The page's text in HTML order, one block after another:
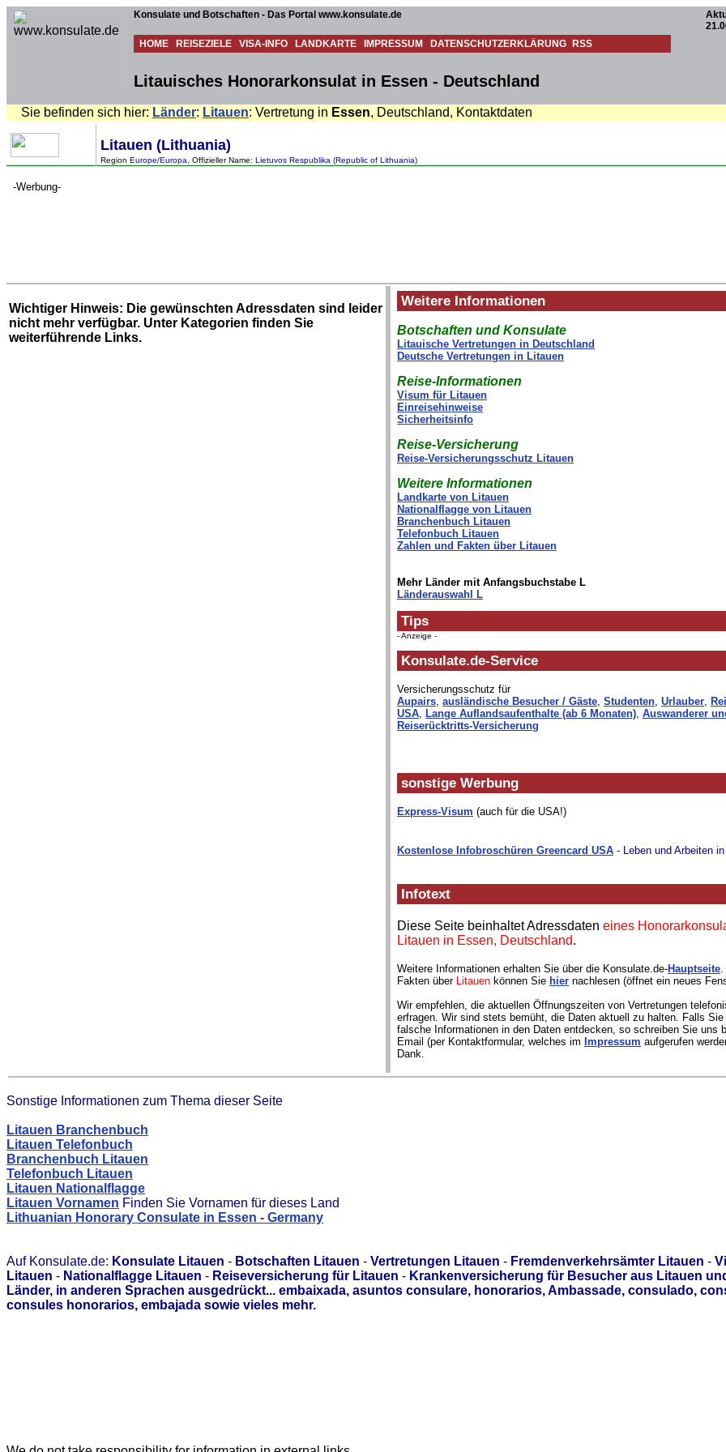
Konsulate und Botschaften - Das Portal www.konsulate.de
HOME REISEZIELE VISA-INFO LANDKARTE IMPRESSUM DATENSCHUTZERKLÄRUNG RSS
Litauisches Honorarkonsulat in Essen - Deutschland
Sie befinden sich hier: Länder: Litauen: Vertretung in Essen, Deutschland, Kontaktdaten
Litauen (Lithuania)
Region Europe/Europa , Offizieller Name: Lietuvos Respublika (Republic of Lithuania)
-Werbung-
Wichtiger Hinweis: Die gewünschten Adressdaten sind leider
nicht mehr verfügbar. Unter Kategorien finden Sie
weiterführende Links.
Weitere Informationen
Botschaften und Konsulate
Litauische Vertretungen in Deutschland
Deutsche Vertretungen in Litauen
Reise-Informationen
Visum für Litauen
Einreisehinweise
Sicherheitsinfo
Reise-Versicherung
Reise-Versicherungsschutz Litauen
Weitere Informationen
Landkarte von Litauen
Nationalflagge von Litauen
Branchenbuch Litauen
Telefonbuch Litauen
Zahlen und Fakten über Litauen
Mehr Länder mit Anfangsbuchstabe L
Länderauswahl L
Tips
- Anzeige -
Konsulate.de-Service
Versicherungsschutz für
Aupairs, ausländische Besucher / Gäste, Studenten, Urlauber,
USA, Lange Auflandsaufenthalte (ab 6 Monaten), Auswanderer
Reiserücktritts-Versicherung
sonstige Werbung
Express-Visum (auch für die USA!)
Kostenlose Infobroschüren Greencard USA - Leben und Arbeiten
Infotext
Diese Seite beinhaltet Adressdaten eines
Litauen in Essen, Deutschland.
Weitere Informationen erhalten Sie über die Konsulate.de-Hauptseite.
Fakten über Litauen können Sie hier nachlesen (öffnet ein neues
Wir empfehlen, die aktuellen Öffnungszeiten von Vertretungen
erfragen. Wir sind stets bemüht, die Daten aktuell zu halten. Falls Sie
falsche Informationen in den Daten entdecken, so schreiben Sie uns
Email (per Kontaktformular, welches im Impressum aufgerufen
Dank.
Sonstige Informationen zum Thema dieser Seite
Litauen Branchenbuch
Litauen Telefonbuch
Branchenbuch Litauen
Telefonbuch Litauen
Litauen Nationalflagge
Litauen Vornamen Finden Sie Vornamen für dieses Land
Lithuanian Honorary Consulate in Essen - Germany
Auf Konsulate.de: Konsulate Litauen - Botschaften Litauen - Vertretungen Litauen - Fremdenverkehrsämter Litauen -
Litauen - Nationalflagge Litauen - Reiseversicherung für Litauen - Krankenversicherung für Besucher aus Litauen
Länder, in anderen Sprachen ausgedrückt... embaixada, asuntos consulare, honorarios, Ambassade, consulado,
consules honorarios, embajada sowie vieles mehr.